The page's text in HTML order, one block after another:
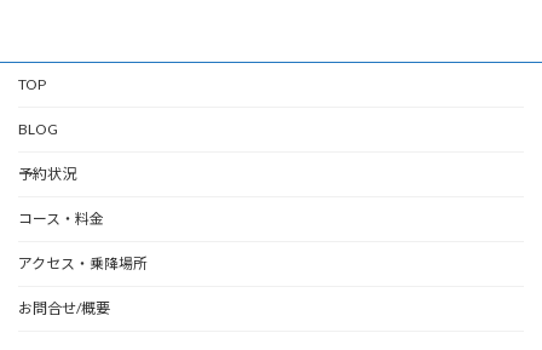
TOP
BLOG
予約状況
コース・料金
アクセス・乗降場所
お問合せ/概要